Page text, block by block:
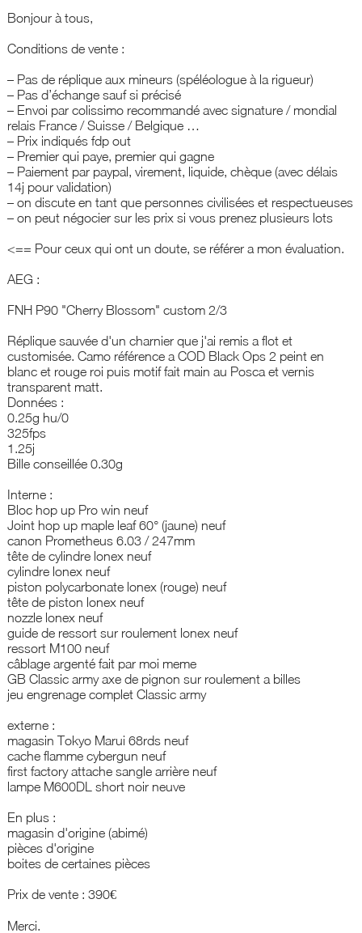
Bonjour à tous,
Conditions de vente :
– Pas de réplique aux mineurs (spéléologue à la rigueur)
– Pas d’échange sauf si précisé
– Envoi par colissimo recommandé avec signature / mondial
relais France / Suisse / Belgique …
– Prix indiqués fdp out
– Premier qui paye, premier qui gagne
– Paiement par paypal, virement, liquide, chèque (avec délais
14j pour validation)
– on discute en tant que personnes civilisées et respectueuses
– on peut négocier sur les prix si vous prenez plusieurs lots
<== Pour ceux qui ont un doute, se référer a mon évaluation.
AEG :
FNH P90 "Cherry Blossom" custom 2/3
Réplique sauvée d'un charnier que j'ai remis a flot et
customisée. Camo référence a COD Black Ops 2 peint en
blanc et rouge roi puis motif fait main au Posca et vernis
transparent matt.
Données :
0.25g hu/0
325fps
1.25j
Bille conseillée 0.30g
Interne :
Bloc hop up Pro win neuf
Joint hop up maple leaf 60° (jaune) neuf
canon Prometheus 6.03 / 247mm
tête de cylindre lonex neuf
cylindre lonex neuf
piston polycarbonate lonex (rouge) neuf
tête de piston lonex neuf
nozzle lonex neuf
guide de ressort sur roulement lonex neuf
ressort M100 neuf
câblage argenté fait par moi meme
GB Classic army axe de pignon sur roulement a billes
jeu engrenage complet Classic army
externe :
magasin Tokyo Marui 68rds neuf
cache flamme cybergun neuf
first factory attache sangle arrière neuf
lampe M600DL short noir neuve
En plus :
magasin d'origine (abimé)
pièces d'origine
boites de certaines pièces
Prix de vente : 390€
Merci.